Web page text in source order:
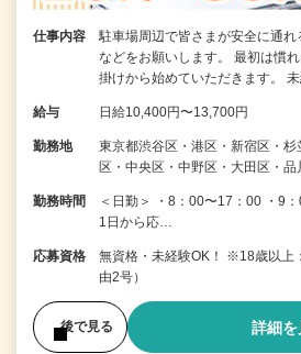
仕事内容
駐車場周辺で皆さまが安全に通
などをお願いします。 最初は慣
掛けから始めていただきます。
給与 日給10,400円〜13,700円
勤務地
東京都渋谷区・港区・新宿区・杉
区・中央区・中野区・大田区・
勤務時間
＜日勤＞ ・8：00〜17：00 ・9
1日から応…
応募資格
無資格・未経験OK！ ※18歳以上
由2号）
後で見る 詳細を